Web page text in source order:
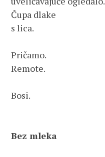
Čupa dlake
s lica.
Pričamo.
Remote.
Bosi.
Bez mleka